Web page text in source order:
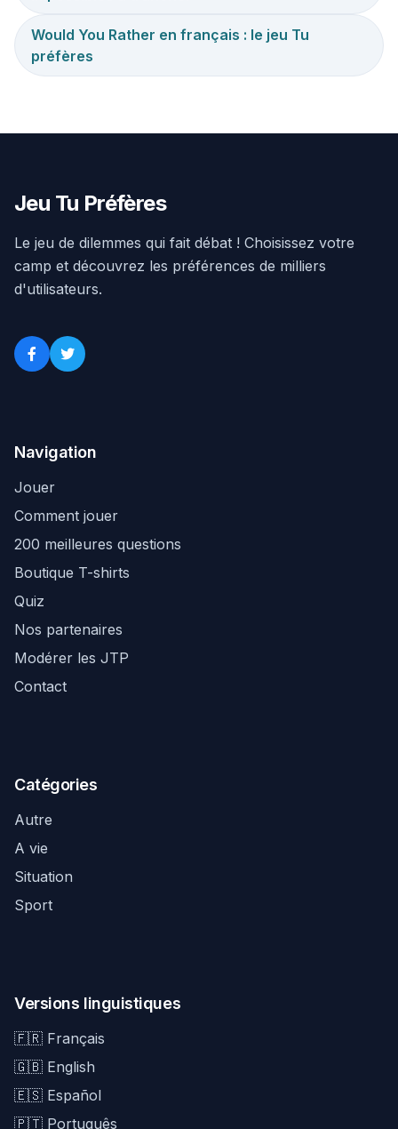
Would You Rather en français : le jeu Tu
préfères
Jeu Tu Préfères
Le jeu de dilemmes qui fait débat ! Choisissez votre
camp et découvrez les préférences de milliers
d'utilisateurs.
Navigation
Jouer
Comment jouer
200 meilleures questions
Boutique T-shirts
Quiz
Nos partenaires
Modérer les JTP
Contact
Catégories
Autre
A vie
Situation
Sport
Versions linguistiques
🇫🇷 Français
🇬🇧 English
🇪🇸 Español
🇵🇹 Português